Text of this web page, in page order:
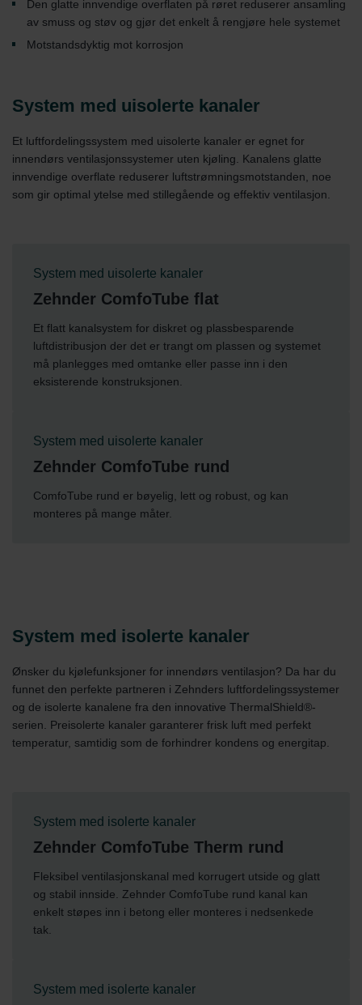
Den glatte innvendige overflaten på røret reduserer ansamling
av smuss og støv og gjør det enkelt å rengjøre hele systemet
Motstandsdyktig mot korrosjon
System med uisolerte kanaler
Et luftfordelingssystem med uisolerte kanaler er egnet for
innendørs ventilasjonssystemer uten kjøling. Kanalens glatte
innvendige overflate reduserer luftstrømningsmotstanden, noe
som gir optimal ytelse med stillegående og effektiv ventilasjon.
System med uisolerte kanaler
Zehnder ComfoTube flat
Et flatt kanalsystem for diskret og plassbesparende
luftdistribusjon der det er trangt om plassen og systemet
må planlegges med omtanke eller passe inn i den
eksisterende konstruksjonen.
System med uisolerte kanaler
Zehnder ComfoTube rund
ComfoTube rund er bøyelig, lett og robust, og kan
monteres på mange måter.
System med isolerte kanaler
Ønsker du kjølefunksjoner for innendørs ventilasjon? Da har du
funnet den perfekte partneren i Zehnders luftfordelingssystemer
og de isolerte kanalene fra den innovative ThermalShield®-
serien. Preisolerte kanaler garanterer frisk luft med perfekt
temperatur, samtidig som de forhindrer kondens og energitap.
System med isolerte kanaler
Zehnder ComfoTube Therm rund
Fleksibel ventilasjonskanal med korrugert utside og glatt
og stabil innside. Zehnder ComfoTube rund kanal kan
enkelt støpes inn i betong eller monteres i nedsenkede
tak.
System med isolerte kanaler